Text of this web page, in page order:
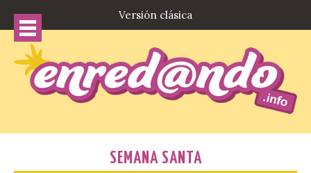
Versión clásica
SEMANA SANTA